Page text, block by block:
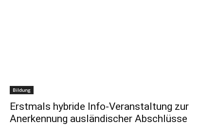
Bildung
Erstmals hybride Info-Veranstaltung zur
Anerkennung ausländischer Abschlüsse